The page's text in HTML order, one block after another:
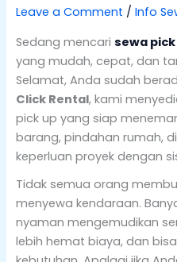
Leave a Comment / Info
Sedang mencari sewa
yang mudah, cepat, dan
Selamat, Anda sudah
Click Rental, kami
pick up yang siap
barang, pindahan rumah,
keperluan proyek dengan
Tidak semua orang
menyewa kendaraan.
nyaman mengemudikan
lebih hemat biaya, dan